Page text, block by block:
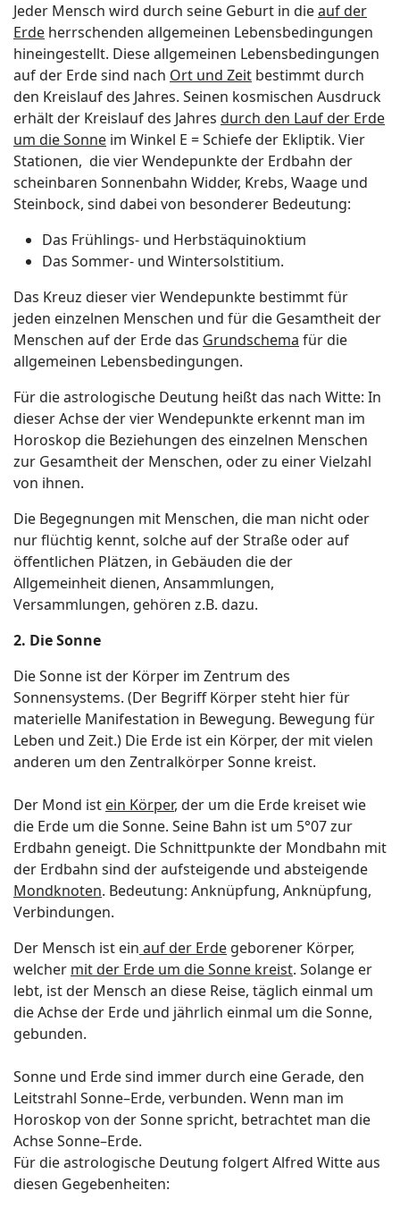
Jeder Mensch wird durch seine Geburt in dieauf der
Erde herrschenden allgemeinen Lebensbedingungen
hineingestellt. Diese allgemeinen Lebensbedingungen
auf der Erde sind nach Ort und Zeit bestimmt durch
den Kreislauf des Jahres. Seinen kosmischen Ausdruck
erhält der Kreislauf des Jahres durch den Lauf der Erde
um die Sonne im Winkel E = Schiefe der Ekliptik. Vier
Stationen, die vier Wendepunkte der Erdbahn der
scheinbaren Sonnenbahn Widder, Krebs, Waage und
Steinbock, sind dabei von besonderer Bedeutung:
Das Frühlings- und Herbstäquinoktium
Das Sommer- und Wintersolstitium.
Das Kreuz dieser vier Wendepunkte bestimmt für
jeden einzelnen Menschen und für die Gesamtheit der
Menschen auf der Erde das Grundschema für die
allgemeinen Lebensbedingungen.
Für die astrologische Deutung heißt das nach Witte: In
dieser Achse der vier Wendepunkte erkennt man im
Horoskop die Beziehungen des einzelnen Menschen
zur Gesamtheit der Menschen, oder zu einer Vielzahl
von ihnen.
Die Begegnungen mit Menschen, die man nicht oder
nur flüchtig kennt, solche auf der Straße oder auf
öffentlichen Plätzen, in Gebäuden die der
Allgemeinheit dienen, Ansammlungen,
Versammlungen, gehören z.B. dazu.
2. Die Sonne
Die Sonne ist der Körper im Zentrum des
Sonnensystems. (Der Begriff Körper steht hier für
materielle Manifestation in Bewegung. Bewegung für
Leben und Zeit.) Die Erde ist ein Körper, der mit vielen
anderen um den Zentralkörper Sonne kreist.
Der Mond ist ein Körper, der um die Erde kreiset wie
die Erde um die Sonne. Seine Bahn ist um 5°07 zur
Erdbahn geneigt. Die Schnittpunkte der Mondbahn mit
der Erdbahn sind der aufsteigende und absteigende
Mondknoten. Bedeutung: Anknüpfung, Anknüpfung,
Verbindungen.
Der Mensch ist ein auf der Erde geborener Körper,
welcher mit der Erde um die Sonne kreist. Solange er
lebt, ist der Mensch an diese Reise, täglich einmal um
die Achse der Erde und jährlich einmal um die Sonne,
gebunden.
Sonne und Erde sind immer durch eine Gerade, den
Leitstrahl Sonne–Erde, verbunden. Wenn man im
Horoskop von der Sonne spricht, betrachtet man die
Achse Sonne–Erde.
Für die astrologische Deutung folgert Alfred Witte aus
diesen Gegebenheiten: